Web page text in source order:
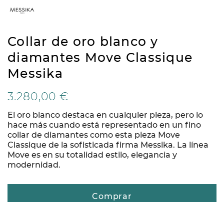
Collar de oro blanco y
diamantes Move Classique
Messika
3.280,00 €
El oro blanco destaca en cualquier pieza, pero lo
hace más cuando está representado en un fino
collar de diamantes como esta pieza Move
Classique de la sofisticada firma Messika. La línea
Move es en su totalidad estilo, elegancia y
modernidad.
Comprar